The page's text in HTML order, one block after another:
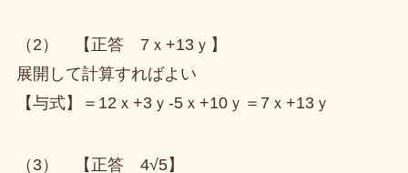
（2） 【正答 7ｘ+13ｙ】
展開して計算すればよい
【与式】＝12ｘ+3ｙ-5ｘ+10ｙ＝7ｘ+13ｙ
（3） 【正答 4√5】